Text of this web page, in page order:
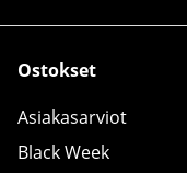
Ostokset
Asiakasarviot
Black Week